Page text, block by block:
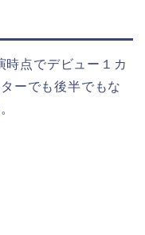
点でデビュー１カ
ーでも後半でもな